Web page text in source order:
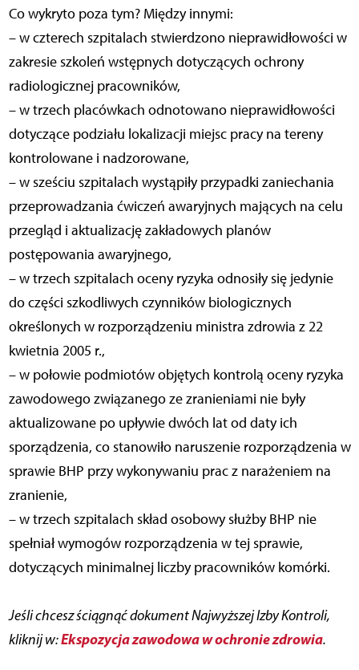
Co wykryto poza tym? Między innymi:
– w czterech szpitalach stwierdzono nieprawidłowości w
zakresie szkoleń wstępnych dotyczących ochrony
radiologicznej pracowników,
– w trzech placówkach odnotowano nieprawidłowości
dotyczące podziału lokalizacji miejsc pracy na tereny
kontrolowane i nadzorowane,
– w sześciu szpitalach wystąpiły przypadki zaniechania
przeprowadzania ćwiczeń awaryjnych mających na celu
przegląd i aktualizację zakładowych planów
postępowania awaryjnego,
– w trzech szpitalach oceny ryzyka odnosiły się jedynie
do części szkodliwych czynników biologicznych
określonych w rozporządzeniu ministra zdrowia z 22
kwietnia 2005 r.,
– w połowie podmiotów objętych kontrolą oceny ryzyka
zawodowego związanego ze zranieniami nie były
aktualizowane po upływie dwóch lat od daty ich
sporządzenia, co stanowiło naruszenie rozporządzenia w
sprawie BHP przy wykonywaniu prac z narażeniem na
zranienie,
– w trzech szpitalach skład osobowy służby BHP nie
spełniał wymogów rozporządzenia w tej sprawie,
dotyczących minimalnej liczby pracowników komórki.
Jeśli chcesz ściągnąć dokument Najwyższej Izby Kontroli,
kliknij w:Ekspozycja zawodowa w ochronie zdrowia.